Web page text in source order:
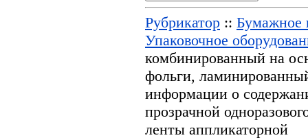
Рубрикатор :: Бумажное
Упаковочное
комбинированный на
фольги,
информации о
прозрачной
ленты аппликаторной